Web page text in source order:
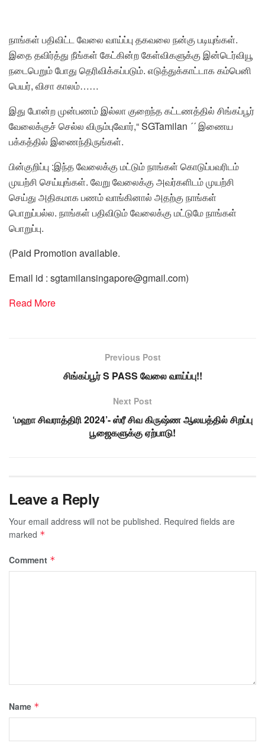
நாங்கள் பதிவிட்ட வேலை வாய்ப்பு தகவலை நன்கு படியுங்கள்.
இதை தவிர்த்து நீங்கள் கேட்கின்ற கேள்விகளுக்கு இன்டெர்வியூ
நடைபெறும் போது தெரிவிக்கப்படும். எடுத்துக்காட்டாக கம்பெனி
பெயர், விசா காலம்……
இது போன்ற முன்பணம் இல்லா குறைந்த கட்டணத்தில் சிங்கப்பூர்
வேலைக்குச் செல்ல விரும்புவோர்,“ SGTamilan ´´ இணைய
பக்கத்தில் இணைந்திருங்கள்.
பின்குறிப்பு :இந்த வேலைக்கு மட்டும் நாங்கள் கொடுப்பவரிடம்
முயற்சி செய்யுங்கள். வேறு வேலைக்கு அவர்களிடம் முயற்சி
செய்து அதிகமாக பணம் வாங்கினால் அதற்கு நாங்கள்
பொறுப்பல்ல. நாங்கள் பதிவிடும் வேலைக்கு மட்டுமே நாங்கள்
பொறுப்பு.
(Paid Promotion available.
Email id : sgtamilansingapore@gmail.com)
Read More
Previous Post
சிங்கப்பூர் S PASS வேலை வாய்ப்பு!!
Next Post
‘மஹா சிவராத்திரி 2024’- ஸ்ரீ சிவ கிருஷ்ண ஆலயத்தில் சிறப்பு
பூஜைகளுக்கு ஏற்பாடு!
Leave a Reply
Your email address will not be published. Required fields are
marked *
Comment *
Name *